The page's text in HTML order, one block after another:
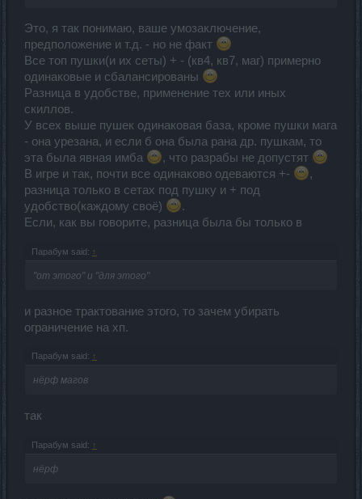
Это, я так понимаю, ваше умозаключение,
предположение и т.д. - но не факт
Все топ пушки(и их сеты) + - (кв4, кв7, маг) примерно
одинаковые и сбалансированы
Разница в удобстве, применение тех или иных
скиллов.
У всех выше пушек одинаковая база, кроме пушки мага
- она урезана, и если б она была рана др. пушкам, то
эта была явная имба
, что разрабы не допустят
В игре и так, почти все одинаково одеваются +-
,
разница только в сетах под пушку и + под
удобство(каждому своё)
.
Если, как вы говорите, разница была бы только в
Парабум said: ↑
"от этого" и "для этого"
и разное трактование этого, то зачем убирать
ограничение на хп.
Парабум said: ↑
нёрф магов
так
Парабум said: ↑
нёрф